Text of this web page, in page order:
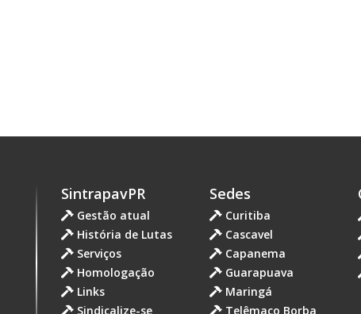
SintrapavPR
Gestão atual
História de Lutas
Serviços
Homologação
Links
Sindicalize-se
Sedes
Curitiba
Cascavel
Capanema
Guarapuava
Maringá
Telêmaco Borba